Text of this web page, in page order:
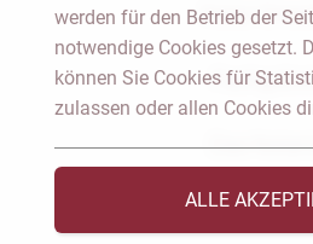
Notar
Das
Vorträge &
werden für den Betrieb der
notwendige Cookies gesetzt.
können Sie Cookies für
zulassen oder allen Cookies
ALLE